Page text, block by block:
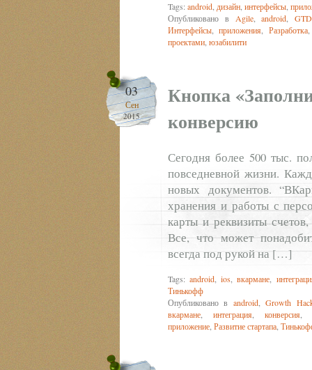
Tags: android дизайн интерфейсы
Опубликовано в Agile,android
GTD
Интерфейсы ,приложения Разработка
проектами юзабилити
03
Сен
2015
Кнопка
конверсию
Сегодня более 500 тыс.
повседневной жизни.
новых документов.
хранения и работы с
карты и реквизиты
Все, что может
всегда под рукой на […]
Tags:android ,ios ,вкармане
Тинькофф
Опубликовано в android,Growth
вкармане ,интеграция ,конверсия
приложение Развитие стартапа